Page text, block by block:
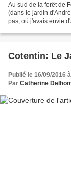
Au sud de la forêt de
(dans le jardin
pas, où j'avais envie
Cotentin: Le
Publié le 16/09/2016
Par Catherine